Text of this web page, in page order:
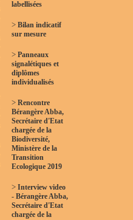
labellisées
> Bilan indicatif
sur mesure
> Panneaux
signalétiques et
diplômes
individualisés
> Rencontre
Bérangère Abba,
Secrétaire d'Etat
chargée de la
Biodiversité,
Ministère de la
Transition
Ecologique 2019
> Interview video
- Bérangère Abba,
Secrétaire d'Etat
chargée de la